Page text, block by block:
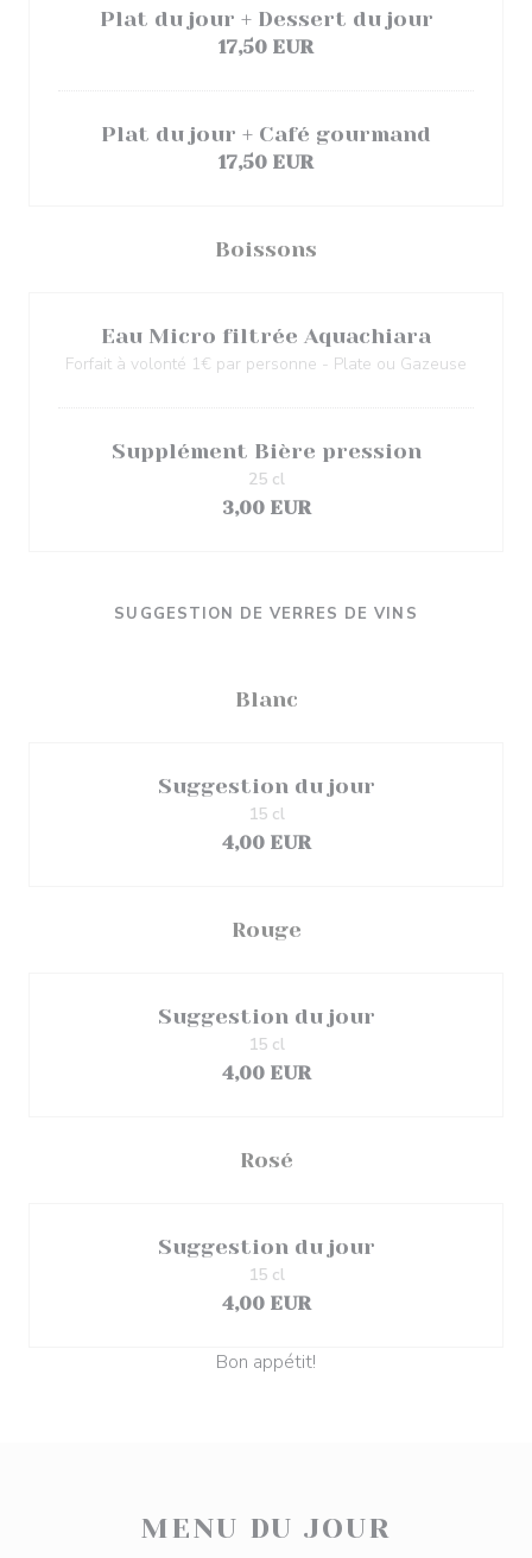
Plat du jour + Dessert du jour
17,50 EUR
Plat du jour + Café gourmand
17,50 EUR
Boissons
Eau Micro filtrée Aquachiara
Forfait à volonté 1€ par personne - Plate ou Gazeuse
Supplément Bière pression
3,00 EUR
25 cl
SUGGESTION DE VERRES DE VINS
Blanc
Suggestion du jour
4,00 EUR
15 cl
Rouge
Suggestion du jour
4,00 EUR
15 cl
Rosé
Suggestion du jour
4,00 EUR
15 cl
Bon appétit!
MENU DU JOUR